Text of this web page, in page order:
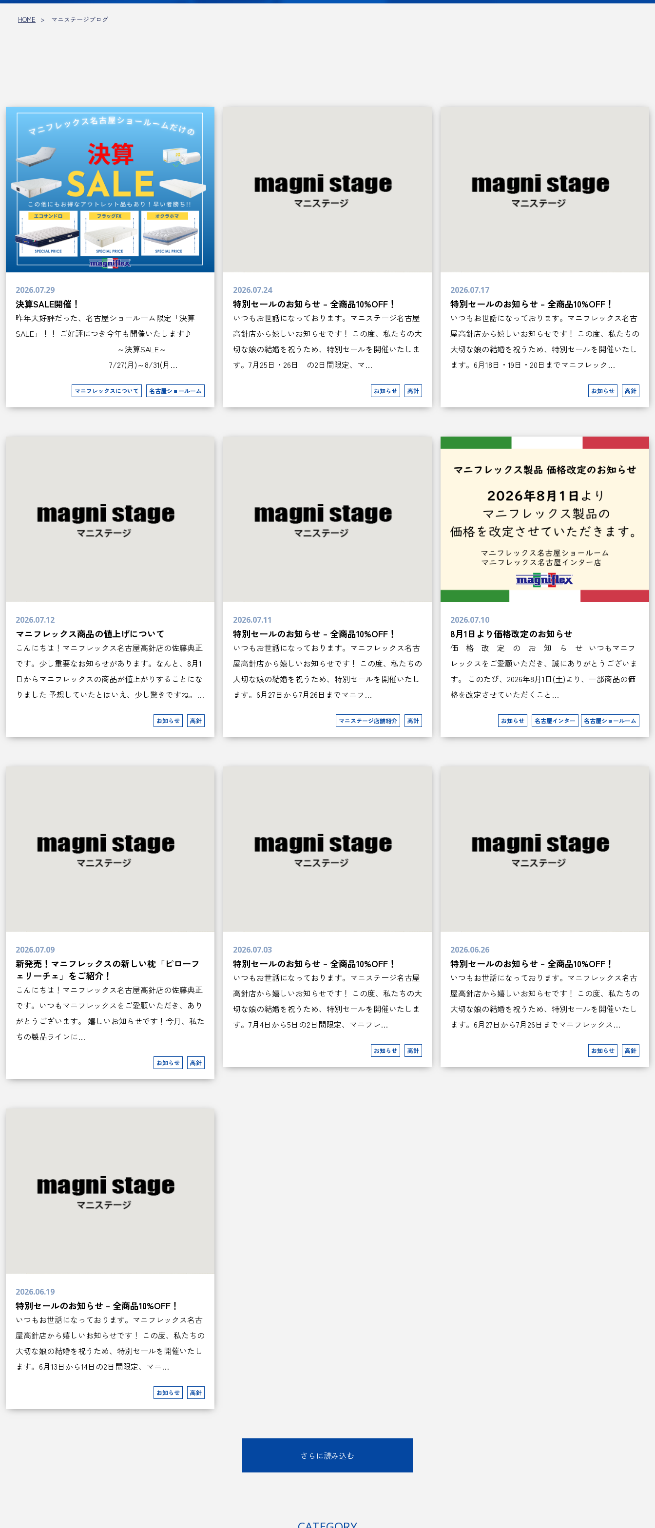
HOME マニステージブログ
2026.07.29
決算SALE開催！
昨年大好評だった、名古屋ショールーム限定「決算
SALE」！！ ご好評につき今年も開催いたします♪
～決算SALE～
7/27(月)～8/31(月…
マニフレックスについて 名古屋ショールーム
2026.07.24
特別セールのお知らせ – 全商品10%OFF！
いつもお世話になっております。マニステージ名古屋
高針店から嬉しいお知らせです！ この度、私たちの大
切な娘の結婚を祝うため、特別セールを開催いたしま
す。7月25日・26日 の2日間限定、マ…
お知らせ 高針
2026.07.17
特別セールのお知らせ – 全商品10%OFF！
いつもお世話になっております。マニフレックス名古
屋高針店から嬉しいお知らせです！ この度、私たちの
大切な娘の結婚を祝うため、特別セールを開催いたし
ます。6月18日・19日・20日までマニフレック…
お知らせ 高針
2026.07.12
マニフレックス商品の値上げについて
こんにちは！マニフレックス名古屋高針店の佐藤典正
です。少し重要なお知らせがあります。なんと、8月1
日からマニフレックスの商品が値上がりすることにな
りました 予想していたとはいえ、少し驚きですね。…
お知らせ 高針
2026.07.11
特別セールのお知らせ – 全商品10%OFF！
いつもお世話になっております。マニフレックス名古
屋高針店から嬉しいお知らせです！ この度、私たちの
大切な娘の結婚を祝うため、特別セールを開催いたし
ます。6月27日から7月26日までマニフ…
マニステージ店舗紹介 高針
2026.07.10
8月1日より価格改定のお知らせ
価 格 改 定 の お 知 ら せ いつもマニフ
レックスをご愛顧いただき、誠にありがとうございま
す。 このたび、2026年8月1日(土)より、一部商品の価
格を改定させていただくこと…
お知らせ 名古屋インター 名古屋ショールーム
2026.07.09
新発売！マニフレックスの新しい枕「ピローフ
ェリーチェ」をご紹介！
こんにちは！マニフレックス名古屋高針店の佐藤典正
です。いつもマニフレックスをご愛顧いただき、あり
がとうございます。 嬉しいお知らせです！今月、私た
ちの製品ラインに…
お知らせ 高針
2026.07.03
特別セールのお知らせ – 全商品10%OFF！
いつもお世話になっております。マニステージ名古屋
高針店から嬉しいお知らせです！ この度、私たちの大
切な娘の結婚を祝うため、特別セールを開催いたしま
す。7月4日から5日の2日間限定、マニフレ…
お知らせ 高針
2026.06.26
特別セールのお知らせ – 全商品10%OFF！
いつもお世話になっております。マニフレックス名古
屋高針店から嬉しいお知らせです！ この度、私たちの
大切な娘の結婚を祝うため、特別セールを開催いたし
ます。6月27日から7月26日までマニフレックス…
お知らせ 高針
2026.06.19
特別セールのお知らせ – 全商品10%OFF！
いつもお世話になっております。マニフレックス名古
屋高針店から嬉しいお知らせです！ この度、私たちの
大切な娘の結婚を祝うため、特別セールを開催いたし
ます。6月13日から14日の2日間限定、マニ…
お知らせ 高針
さらに読み込む